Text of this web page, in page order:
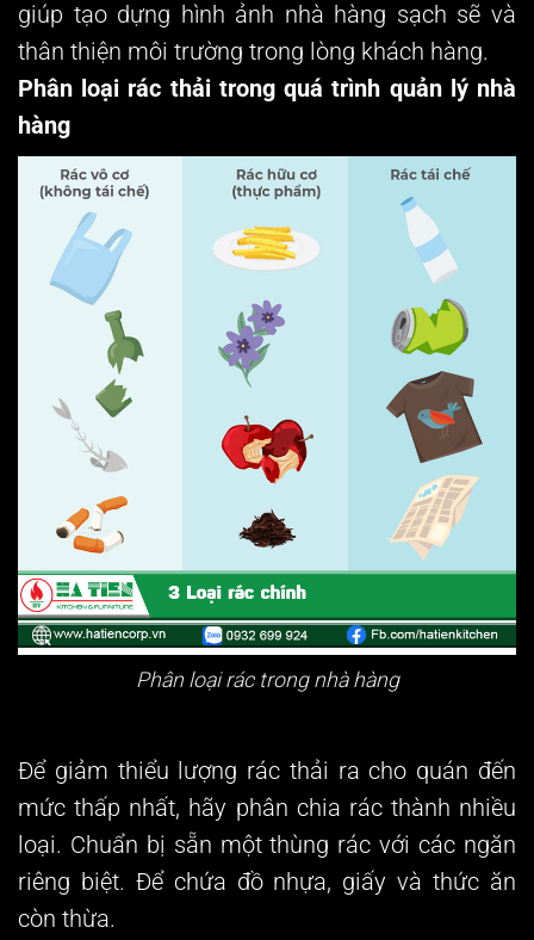
giúp tạo dựng hình ảnh nhà hàng sạch sẽ và
thân thiện môi trường trong lòng khách hàng.
Phân loại rác thải trong quá trình quản lý nhà
hàng
Phân loại rác trong nhà hàng
Để giảm thiểu lượng rác thải ra cho quán đến
mức thấp nhất, hãy phân chia rác thành nhiều
loại. Chuẩn bị sẵn một thùng rác với các ngăn
riêng biệt. Để chứa đồ nhựa, giấy và thức ăn
còn thừa.